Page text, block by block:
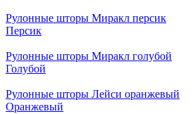
Рулонные шторы Миракл персик
Персик
Рулонные шторы Миракл голубой
Голубой
Рулонные шторы Лейси оранжевый
Оранжевый